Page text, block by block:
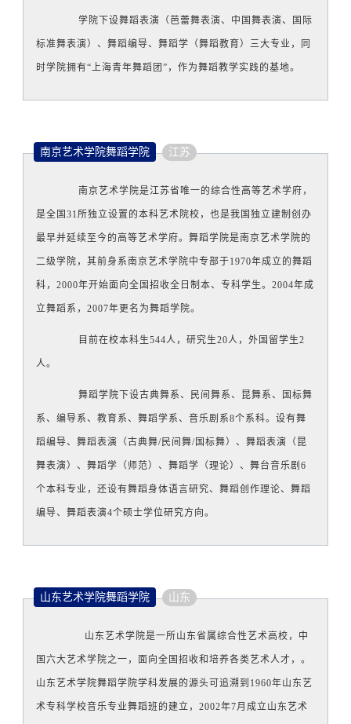
学院下设舞蹈表演（芭蕾舞表演、中国舞表演、国际
标准舞表演）、舞蹈编导、舞蹈学（舞蹈教育）三大专业，同
时学院拥有“上海青年舞蹈团”，作为舞蹈教学实践的基地。
南京艺术学院舞蹈学院 江苏
南京艺术学院是江苏省唯一的综合性高等艺术学府，
是全国31所独立设置的本科艺术院校，也是我国独立建制创办
最早并延续至今的高等艺术学府。 舞蹈学院是南京艺术学院的
二级学院，其前身系南京艺术学院中专部于1970年成立的舞蹈
科，2000年开始面向全国招收全日制本、专科学生。2004年成
立舞蹈系，2007年更名为舞蹈学院。
目前在校本科生544人，研究生20人，外国留学生2
人。
舞蹈学院下设古典舞系、民间舞系、昆舞系、国标舞
系、编导系、教育系、舞蹈学系、音乐剧系8个系科。设有舞
蹈编导、舞蹈表演（古典舞/民间舞/国标舞）、舞蹈表演（昆
舞表演）、舞蹈学（师范）、舞蹈学（理论）、舞台音乐剧6
个本科专业，还设有舞蹈身体语言研究、舞蹈创作理论、舞蹈
编导、舞蹈表演4个硕士学位研究方向。
山东艺术学院舞蹈学院 山东
山东艺术学院是一所山东省属综合性艺术高校，中
国六大艺术学院之一，面向全国招收和培养各类艺术人才，。
山东艺术学院舞蹈学院学科发展的源头可追溯到1960年山东艺
术专科学校音乐专业舞蹈班的建立，2002年7月成立山东艺术